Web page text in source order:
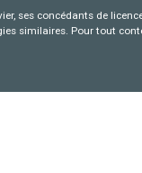
ses concédants de
similaires. Pour tout